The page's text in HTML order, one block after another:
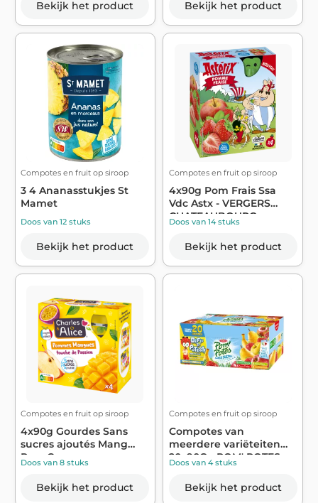
Bekijk het product Bekijk het product
Compotes en fruit op siroop
3 4 Ananasstukjes St
Mamet
Doos van 12 stuks
Bekijk het product
Compotes en fruit op siroop
4x90g Pom Frais Ssa
Vdc Astx - VERGERS
CHATEAUBOURG
Doos van 14 stuks
Bekijk het product
Compotes en fruit op siroop
4x90g Gourdes Sans
sucres ajoutés Mang
Pass Ca
Doos van 8 stuks
Bekijk het product
Compotes en fruit op siroop
Compotes van
meerdere variëteiten
20x90G - POM' POTES
Doos van 4 stuks
Bekijk het product